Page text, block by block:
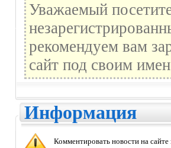
Уважаемый
рекомендуем вам
сайт под своим
Информация
Комментировать новости на